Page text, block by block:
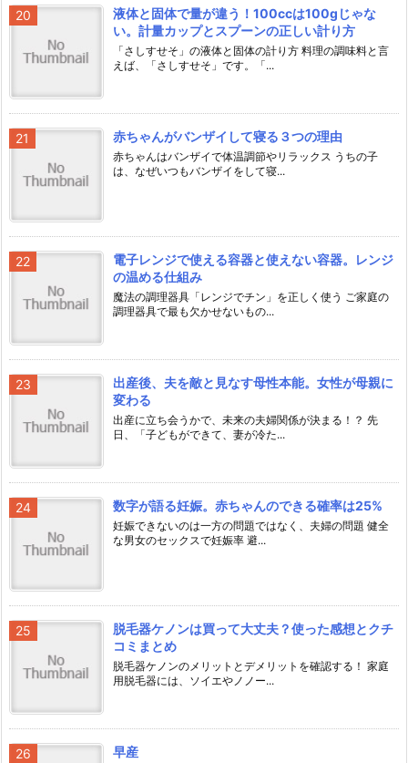
液体と固体で量が違う！100ccは100gじゃな
い。計量カップとスプーンの正しい計り方
「さしすせそ」の液体と固体の計り方 料理の調味料と言
えば、「さしすせそ」です。「...
赤ちゃんがバンザイして寝る３つの理由
赤ちゃんはバンザイで体温調節やリラックス うちの子
は、なぜいつもバンザイをして寝...
電子レンジで使える容器と使えない容器。レンジ
の温める仕組み
魔法の調理器具「レンジでチン」を正しく使う ご家庭の
調理器具で最も欠かせないもの...
出産後、夫を敵と見なす母性本能。女性が母親に
変わる
出産に立ち会うかで、未来の夫婦関係が決まる！？ 先
日、「子どもができて、妻が冷た...
数字が語る妊娠。赤ちゃんのできる確率は25%
妊娠できないのは一方の問題ではなく、夫婦の問題 健全
な男女のセックスで妊娠率 避...
脱毛器ケノンは買って大丈夫？使った感想とクチ
コミまとめ
脱毛器ケノンのメリットとデメリットを確認する！ 家庭
用脱毛器には、ソイエやノノー...
早産